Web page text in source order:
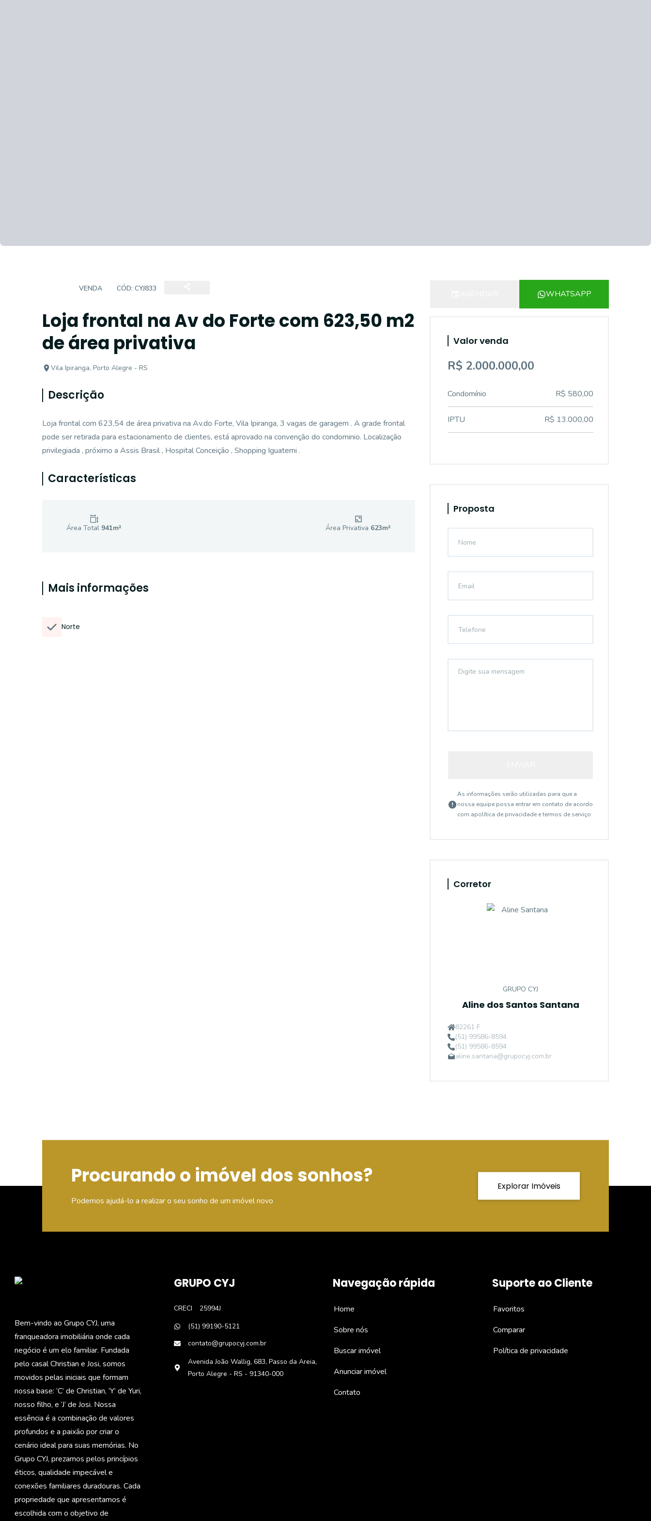
VENDA CÓD: CYJ833
Loja frontal na Av do Forte com 623,50 m2
de área privativa
Vila Ipiranga, Porto Alegre - RS
Descrição
Loja frontal com 623,54 de área privativa na Av.do Forte, Vila Ipiranga, 3 vagas de garagem . A grade frontal
pode ser retirada para estacionamento de clientes, está aprovado na convenção do condominio. Localização
privilegiada , próximo a Assis Brasil , Hospital Conceição , Shopping Iguatemi .
Características
Área Total 941m² Área Privativa 623m²
Mais informações
Norte
WHATSAPP
Valor venda
R$ 2.000.000,00
Condomínio R$ 580,00
IPTU R$ 13.000,00
Proposta
As informações serão utilizadas para que a
nossa equipe possa entrar em contato de acordo
com apolítica de privacidade e termos de serviço
Corretor
GRUPO CYJ
Aline dos Santos Santana
82261 F
(51) 99586-8594
(51) 99586-8594
aline.santana@grupocyj.com.br
Procurando o imóvel dos sonhos?
Podemos ajudá-lo a realizar o seu sonho de um imóvel novo
Explorar Imóveis
Bem-vindo ao Grupo CYJ, uma
franqueadora imobiliária onde cada
negócio é um elo familiar. Fundada
pelo casal Christian e Josi, somos
movidos pelas iniciais que formam
nossa base: ‘C’ de Christian, ‘Y’ de Yuri,
nosso filho, e ‘J’ de Josi. Nossa
essência é a combinação de valores
profundos e a paixão por criar o
cenário ideal para suas memórias. No
Grupo CYJ, prezamos pelos princípios
éticos, qualidade impecável e
conexões familiares duradouras. Cada
propriedade que apresentamos é
escolhida com o objetivo de
GRUPO CYJ
CRECI
25994J
(51) 99190-5121
contato@grupocyj.com.br
Avenida João Wallig, 683, Passo da Areia,
Porto Alegre - RS - 91340-000
Navegação rápida
Home
Sobre nós
Buscar imóvel
Anunciar imóvel
Contato
Suporte ao Cliente
Favoritos
Comparar
Política de privacidade